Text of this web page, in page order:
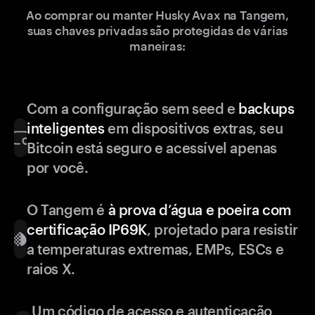
Ao comprar ou manter Husky Avax na Tangem,
suas chaves privadas são protegidas de várias
maneiras:
Com a configuração sem seed e backups
inteligentesem dispositivos extras, seu
Bitcoin está seguro e acessível apenas
por você.
O Tangem é à prova d’água e poeira com
certificação IP69K, projetado para resistir
a temperaturas extremas, EMPs, ESCs e
raios X.
Um código de acesso e autenticação